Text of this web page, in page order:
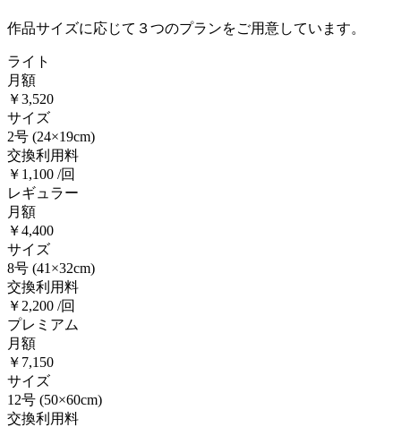
作品サイズに応じて３つのプランをご用意しています。
ライト
月額
￥3,520
サイズ
2号 (24×19cm)
交換利用料
￥1,100 /回
レギュラー
月額
￥4,400
サイズ
8号 (41×32cm)
交換利用料
￥2,200 /回
プレミアム
月額
￥7,150
サイズ
12号 (50×60cm)
交換利用料